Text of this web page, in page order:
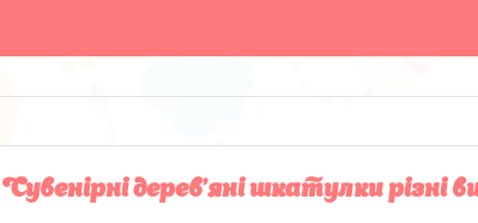
Сувенірні дерев'яні шкатулки різні